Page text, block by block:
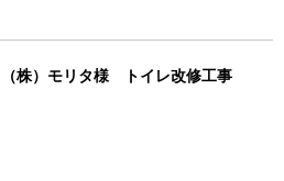
（株）モリタ様 トイレ改修工事